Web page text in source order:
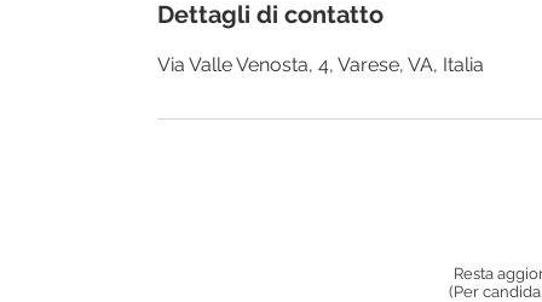
Dettagli di contatto
Via Valle Venosta, 4, Varese, VA, Italia
Resta
(Per